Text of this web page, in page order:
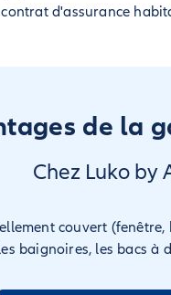
d'assurance
de la
Chez Luko by
couvert
baignoires, les bacs à